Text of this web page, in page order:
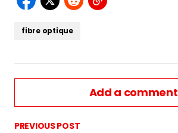
fibre optique
Add a comment
PREVIOUS POST